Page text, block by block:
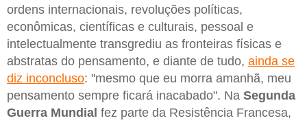
ordens internacionais, revoluções políticas,
econômicas, científicas e culturais, pessoal e
intelectualmente transgrediu as fronteiras físicas e
abstratas do pensamento, e diante de tudo, ainda se
diz inconcluso: "mesmo que eu morra amanhã, meu
pensamento sempre ficará inacabado". Na Segunda
Guerra Mundial fez parte da Resistência Francesa,